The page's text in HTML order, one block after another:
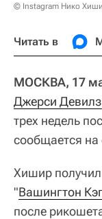
© Instagram Нико
Читать в
МОСКВА, 17
Джерси Девилз
трех недель
сообщается
Хишир
"Вашингтон
после